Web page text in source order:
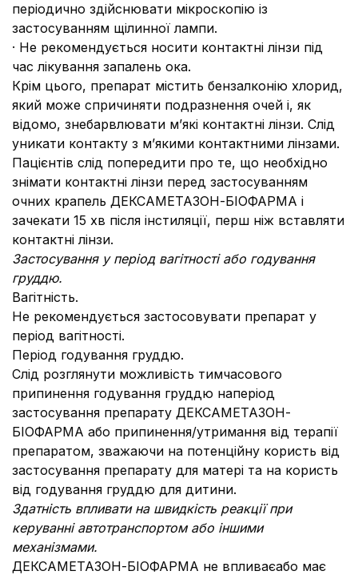
періодично здійснювати мікроскопію із
застосуванням щілинної лампи.
· Не рекомендується носити контактні лінзи під
час лікування запалень ока.
Крім цього, препарат містить бензалконію хлорид,
який може спричиняти подразнення очей і, як
відомо, знебарвлювати м’які контактні лінзи. Слід
уникати контакту з м’якими контактними лінзами.
Пацієнтів слід попередити про те, що необхідно
знімати контактні лінзи перед застосуванням
очних крапель ДЕКСАМЕТАЗОН-БІОФАРМА і
зачекати 15 хв після інстиляції, перш ніж вставляти
контактні лінзи.
Застосування у період вагітності або годування
груддю.
Вагітність.
Не рекомендується застосовувати препарат у
період вагітності.
Період годування груддю.
Слід розглянути можливість тимчасового
припинення годування груддю наперіод
застосування препарату ДЕКСАМЕТАЗОН-
БІОФАРМА або припинення/утримання від терапії
препаратом, зважаючи на потенційну користь від
застосування препарату для матері та на користь
від годування груддю для дитини.
Здатність впливати на швидкість реакції при
керуванні автотранспортом або іншими
механізмами.
ДЕКСАМЕТАЗОН-БІОФАРМА не впливаєабо має